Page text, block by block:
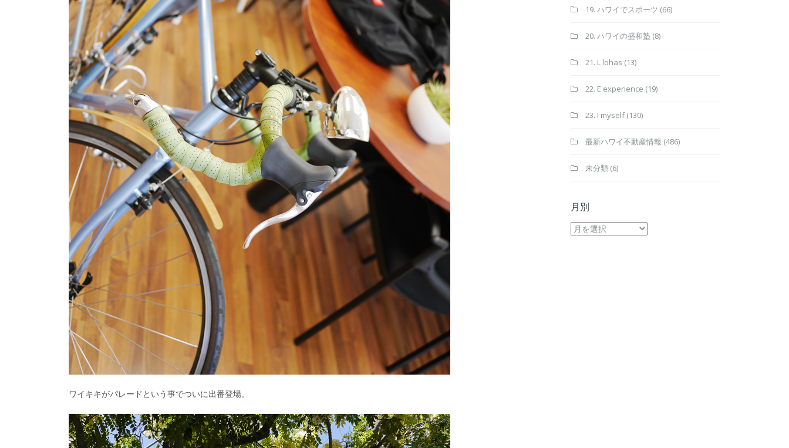
ワイキキがパレードという事でついに出番登場。
19. ハワイでスポーツ (66)
20. ハワイの盛和塾 (8)
21. L lohas (13)
22. E experience (19)
23. I myself(130)
最新ハワイ不動産情報 (486)
未分類 (6)
月別
月
別